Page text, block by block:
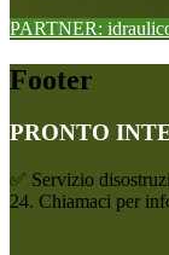
PARTNER:
Footer
PRONTO
✅ Servizio
24. Chiamaci per